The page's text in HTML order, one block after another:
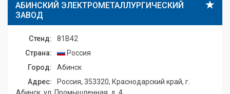
АБИНСКИЙ ЭЛЕКТРОМЕТАЛЛУРГИЧЕСКИЙ
ЗАВОД
Стенд:
81B42
Страна:
Россия
Город:
Абинск
Адрес:
Россия, 353320, Краснодарский край, г.